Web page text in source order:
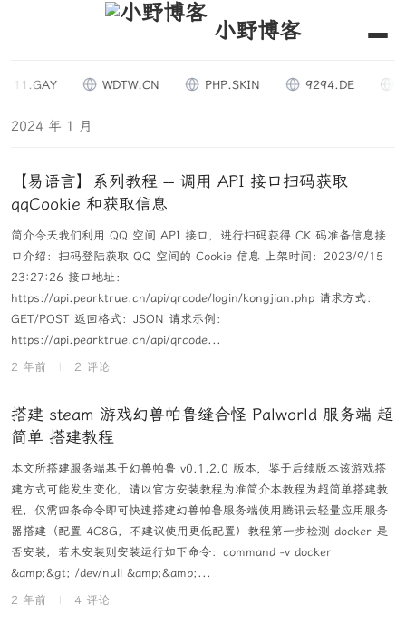
小野博客
11.GAY WDTW.CN PHP.SKIN 9294.DE
2024 年 1 月
【易语言】系列教程 -- 调用 API 接口扫码获取
qqCookie 和获取信息
简介今天我们利用 QQ 空间 API 接口，进行扫码获得 CK 码准备信息接
口介绍：扫码登陆获取 QQ 空间的 Cookie 信息 上架时间：2023/9/15
23:27:26 接口地址：
https://api.pearktrue.cn/api/qrcode/login/kongjian.php 请求方式：
GET/POST 返回格式：JSON 请求示例：
https://api.pearktrue.cn/api/qrcode...
2 年前
2 评论
搭建 steam 游戏幻兽帕鲁缝合怪 Palworld 服务端 超
简单 搭建教程
本文所搭建服务端基于幻兽帕鲁 v0.1.2.0 版本，鉴于后续版本该游戏搭
建方式可能发生变化，请以官方安装教程为准简介本教程为超简单搭建教
程，仅需四条命令即可快速搭建幻兽帕鲁服务端使用腾讯云轻量应用服务
器搭建（配置 4C8G，不建议使用更低配置）教程第一步检测 docker 是
否安装，若未安装则安装运行如下命令：command -v docker
&amp;&gt; /dev/null &amp;&amp;...
2 年前
4 评论